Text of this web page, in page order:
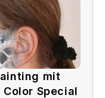
mit
Color Special